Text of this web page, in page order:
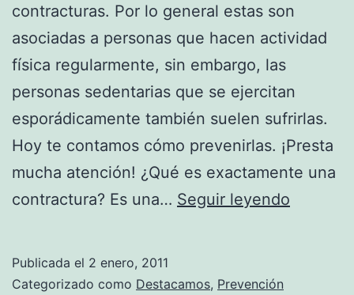
contracturas. Por lo general estas son
asociadas a personas que hacen actividad
física regularmente, sin embargo, las
personas sedentarias que se ejercitan
esporádicamente también suelen sufrirlas.
Hoy te contamos cómo prevenirlas. ¡Presta
mucha atención! ¿Qué es exactamente una
contractura? Es una… Seguir leyendo
Publicada el 2 enero, 2011
Categorizado como Destacamos, Prevención